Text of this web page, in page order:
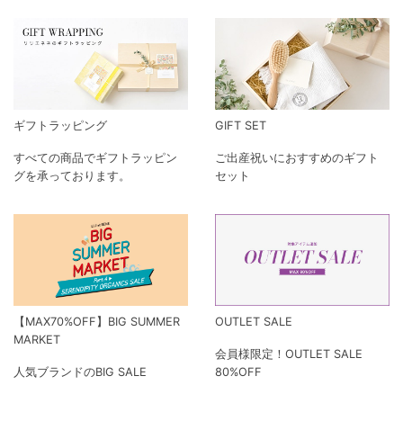
ギフトラッピング
すべての商品でギフトラッピン
グを承っております。
GIFT SET
ご出産祝いにおすすめのギフト
セット
【MAX70%OFF】BIG SUMMER
MARKET
人気ブランドのBIG SALE
OUTLET SALE
会員様限定！OUTLET SALE
80%OFF